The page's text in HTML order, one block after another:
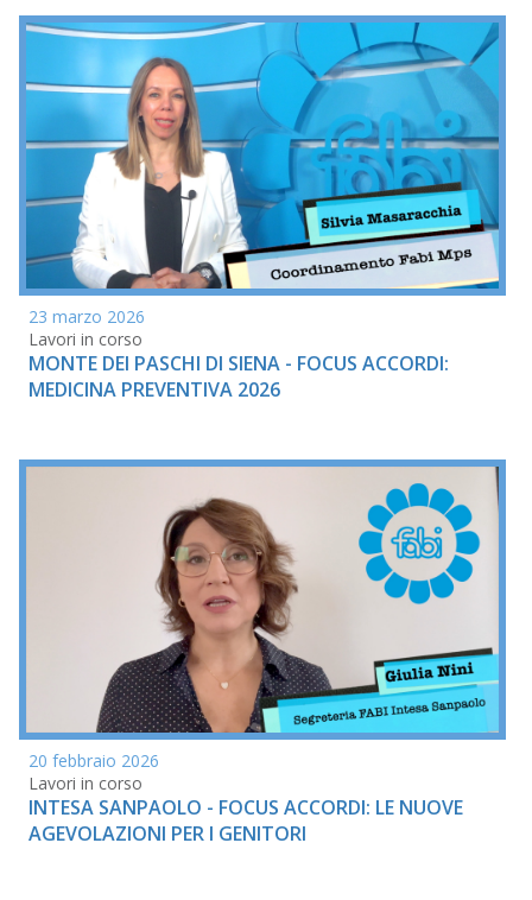
23 marzo 2026
Lavori in corso
MONTE DEI PASCHI DI SIENA - FOCUS ACCORDI:
MEDICINA PREVENTIVA 2026
20 febbraio 2026
Lavori in corso
INTESA SANPAOLO - FOCUS ACCORDI: LE NUOVE
AGEVOLAZIONI PER I GENITORI